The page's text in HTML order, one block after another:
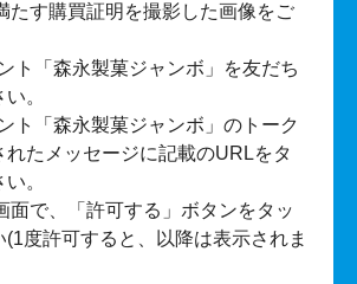
たす購買証明を撮影した画像をご
ト「森永製菓ジャンボ」を友だち
。
ト「森永製菓ジャンボ」のトーク
れたメッセージに記載のURLをタ
。
面で、「許可する」ボタンをタッ
(1度許可すると、以降は表示されま